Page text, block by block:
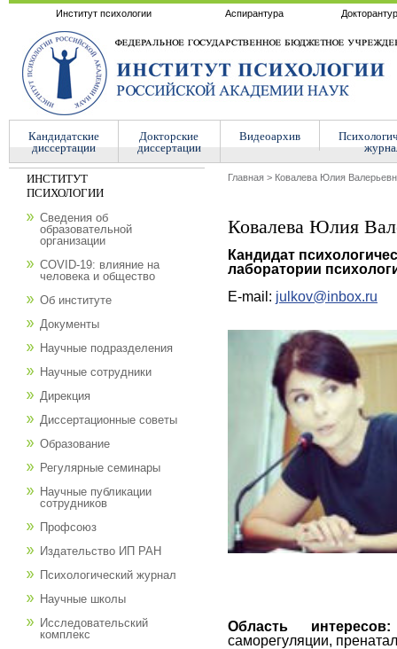
Институт психологии Аспирантура
Кандидатские
диссертации
Докторские
диссертации
Видеоархив
Главная > Ковалева Юлия
Ковалева Юлия
Кандидат
лаборатории
E-mail: julkov@inbox.ru
Область
саморегуляции,
ИНСТИТУТ
ПСИХОЛОГИИ
Сведения об
образовательной
организации
COVID-19: влияние на
человека и общество
Об институте
Документы
Научные подразделения
Научные сотрудники
Дирекция
Диссертационные советы
Образование
Регулярные семинары
Научные публикации
сотрудников
Профсоюз
Издательство ИП РАН
Психологический журнал
Научные школы
Исследовательский
комплекс